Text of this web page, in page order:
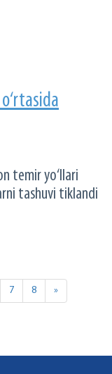
temir yo‘llari
tashuvi tiklandi
7 8 »